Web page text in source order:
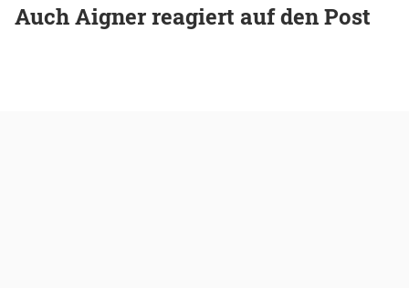
Auch Aigner reagiert auf den Post